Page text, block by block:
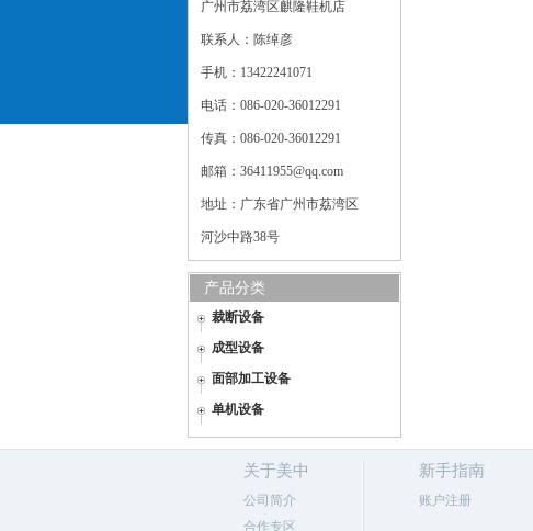
广州市荔湾区麒隆鞋机店
联系人：陈绰彦
手机：13422241071
电话：086-020-36012291
传真：086-020-36012291
邮箱：36411955@qq.com
地址：广东省广州市荔湾区
河沙中路38号
产品分类
裁断设备
成型设备
面部加工设备
单机设备
关于美中
公司简介
合作专区
新手指南
账户注册